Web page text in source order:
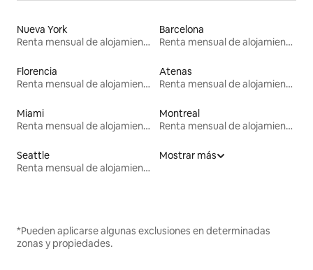
Nueva York
Renta mensual de alojamientos
Barcelona
Renta mensual de alojamientos
Florencia
Renta mensual de alojamientos
Atenas
Renta mensual de alojamientos
Miami
Renta mensual de alojamientos
Montreal
Renta mensual de alojamientos
Seattle
Renta mensual de alojamientos
Mostrar más
*Pueden aplicarse algunas exclusiones en determinadas
zonas y propiedades.